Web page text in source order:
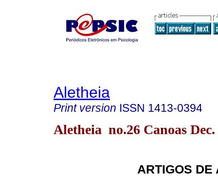
Aletheia
Print version ISSN 1413-0394
Aletheia no.26 Canoas Dec.
ARTIGOS DE